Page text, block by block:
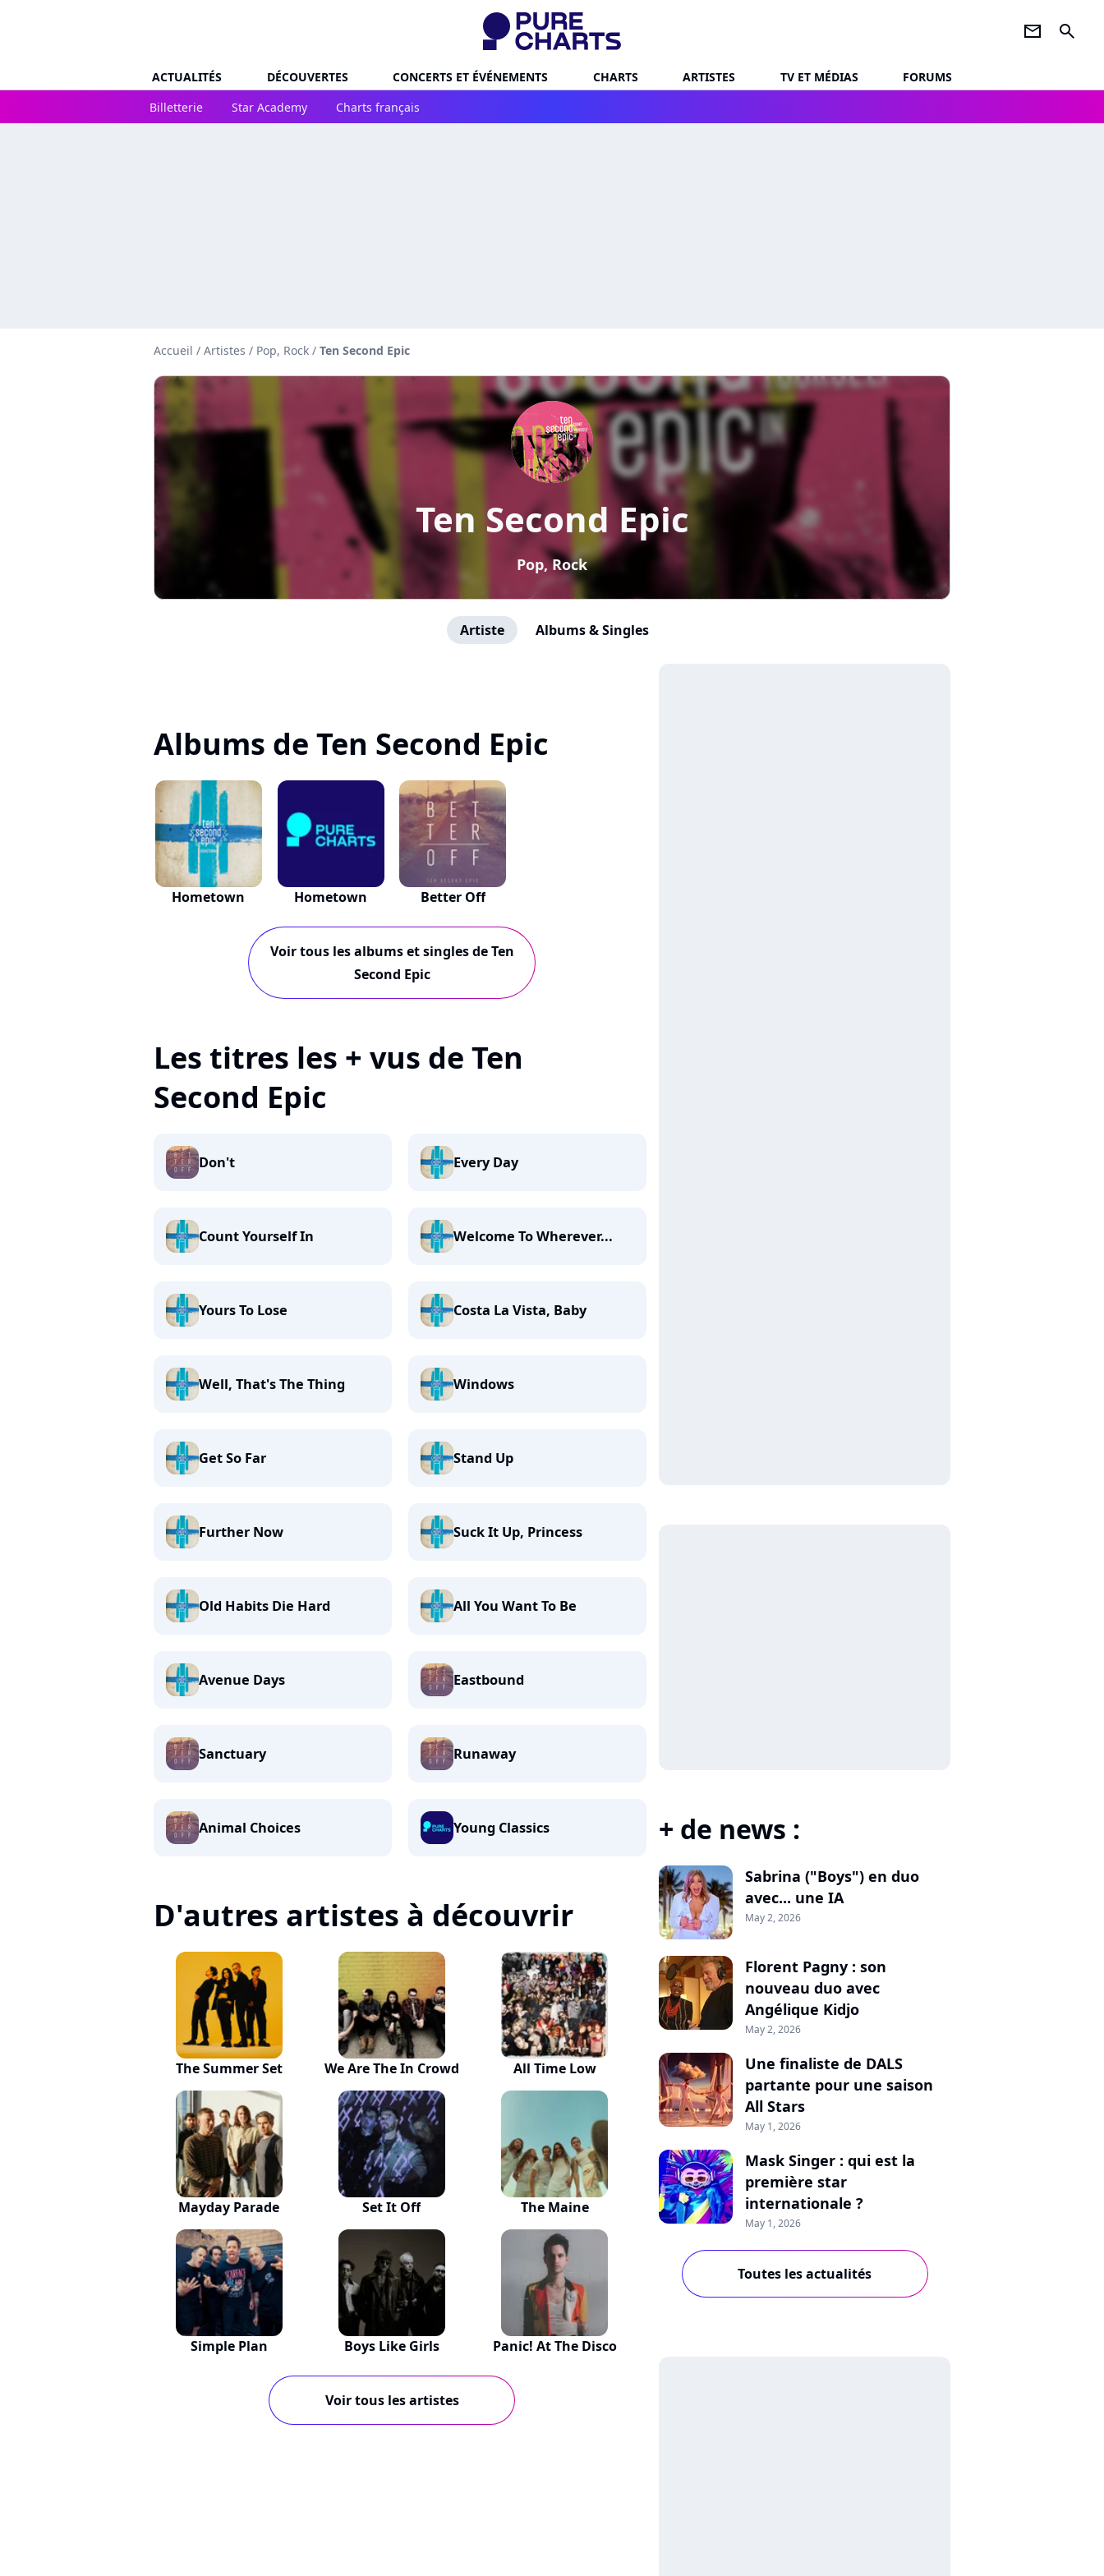
newsletter search
ACTUALITÉS DÉCOUVERTES CONCERTS ET ÉVÉNEMENTS CHARTS ARTISTES TV ET MÉDIAS
FORUMS
Billetterie
Star Academy Charts français
Accueil / Artistes / Pop, Rock / Ten Second Epic
Ten Second Epic
Pop, Rock
Artiste Albums & Singles
Albums de Ten Second Epic
Hometown Hometown Better Off
Voir tous les albums et singles de Ten
Second Epic
Les titres les + vus de Ten
Second Epic
Don't Every Day
Count Yourself In Welcome To Wherever...
Yours To Lose Costa La Vista, Baby
Well, That's The Thing Windows
Get So Far Stand Up
Further Now Suck It Up, Princess
Old Habits Die Hard All You Want To Be
Avenue Days Eastbound
Sanctuary Runaway
Animal Choices Young Classics
D'autres artistes à découvrir
The Summer Set We Are The In Crowd All Time Low
Mayday Parade Set It Off The Maine
Simple Plan Boys Like Girls Panic! At The Disco
Voir tous les artistes
+ de news :
Sabrina ("Boys") en duo
avec... une IA
May 2, 2026
Florent Pagny : son
nouveau duo avec
Angélique Kidjo
May 2, 2026
Une finaliste de DALS
partante pour une saison
All Stars
May 1, 2026
Mask Singer : qui est la
première star
internationale ?
May 1, 2026
Toutes les actualités